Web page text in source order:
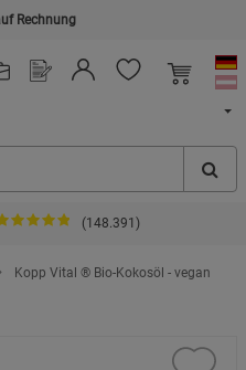
Rechnung
(148.391)
Kopp Vital ® Bio-Kokosöl - vegan